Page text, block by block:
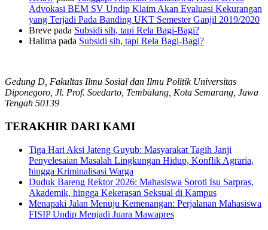
Advokasi BEM SV Undip Klaim Akan Evaluasi Kekurangan
yang Terjadi Pada Banding UKT Semester Ganjil 2019/2020
Breve pada Subsidi sih, tapi Rela Bagi-Bagi?
Halima pada Subsidi sih, tapi Rela Bagi-Bagi?
Gedung D, Fakultas Ilmu Sosial dan Ilmu Politik Universitas
Diponegoro, Jl. Prof. Soedarto, Tembalang, Kota Semarang, Jawa
Tengah 50139
TERAKHIR DARI KAMI
Tiga Hari Aksi Jateng Guyub: Masyarakat Tagih Janji
Penyelesaian Masalah Lingkungan Hidup, Konflik Agraria,
hingga Kriminalisasi Warga
Duduk Bareng Rektor 2026: Mahasiswa Soroti Isu Sarpras,
Akademik, hingga Kekerasan Seksual di Kampus
Menapaki Jalan Menuju Kemenangan: Perjalanan Mahasiswa
FISIP Undip Menjadi Juara Mawapres